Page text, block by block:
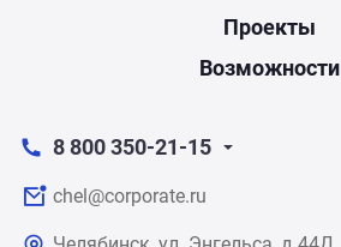
Проекты
Возможности
8 800 350-21-15
chel@corporate.ru